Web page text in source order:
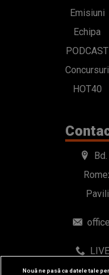
Emisiuni
Echipa
PODCAST
Concursuri
HOT40
Nouă ne pasă ca datele tale